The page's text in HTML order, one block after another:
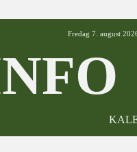
Fredag 7. august